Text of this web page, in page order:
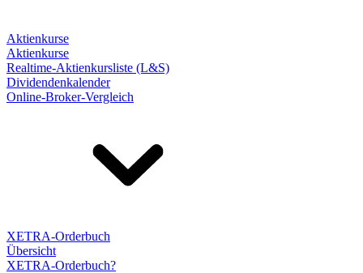
Aktienkurse
Aktienkurse
Realtime-Aktienkursliste (L&S)
Dividendenkalender
Online-Broker-Vergleich
XETRA-Orderbuch
Übersicht
XETRA-Orderbuch?